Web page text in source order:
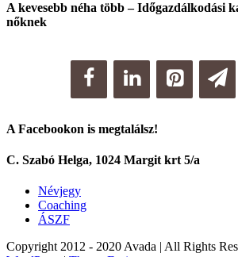
A kevesebb néha több – Időgazdálkodási
nőknek
A Facebookon is megtalálsz!
C. Szabó Helga, 1024 Margit krt 5/a
Névjegy
Coaching
ÁSZF
Copyright 2012 - 2020 Avada | All Rights